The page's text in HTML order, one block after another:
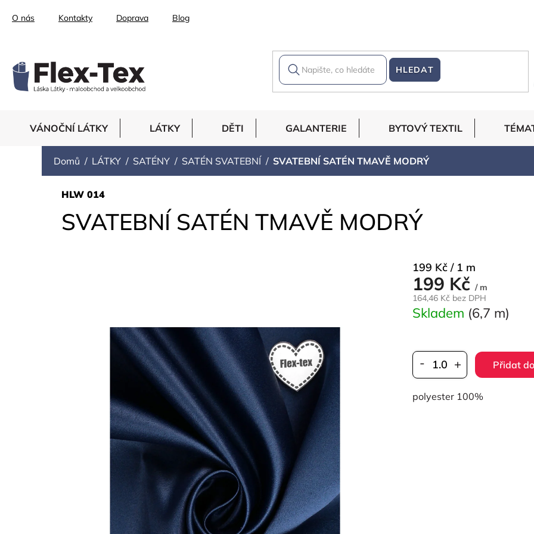
O nás Kontakty Doprava Blog
HLEDAT
VÁNOČNÍ LÁTKY LÁTKY DĚTI GALANTERIE BYTOVÝ TEXTIL
Domů LÁTKY SATÉNY SATÉN SVATEBNÍ SVATEBNÍ SATÉN TMAVĚ MODRÝ
SVATEBNÍ SATÉN TMAVĚ MODRÝ
HLW 014
199 Kč / m
164,46 Kč bez DPH
Měrná
cena:
199 Kč / 1 m
Skladem (6,7 m)
Přidat
polyester 100%